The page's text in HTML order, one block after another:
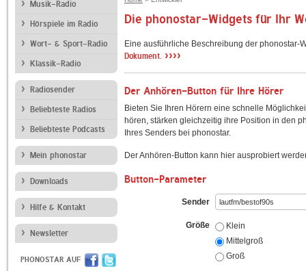
Musik-Radio
Hörspiele im Radio
Wort- & Sport-Radio
Klassik-Radio
Radiosender
Beliebteste Radios
Beliebteste Podcasts
Mein phonostar
Downloads
Hilfe & Kontakt
Newsletter
PHONOSTAR AUF
Die phonostar-Widgets für Ihr
Eine ausführliche Beschreibung der
Dokument. ››››
Der Anhören-Button für Ihre Hörer
Bieten Sie Ihren Hörern eine schnelle
hören, stärken gleichzeitig ihre Position in den
Ihres Senders bei phonostar.
Der Anhören-Button kann hier ausprobiert
Button-Parameter
Sender
Größe
Klein
Mittelgroß
Groß